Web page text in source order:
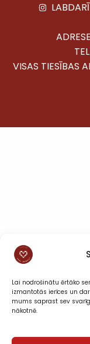
Lai nodrošinātu ērtāko
izmantotās ierīces un
mums saprast sev
nākotnē.
VISAS TIESĪBAS